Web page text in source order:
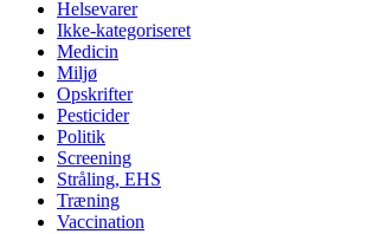
Helsevarer
Ikke-kategoriseret
Medicin
Miljø
Opskrifter
Pesticider
Politik
Screening
Stråling, EHS
Træning
Vaccination